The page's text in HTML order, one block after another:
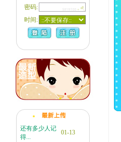
密码:
时间:
还有多少人记
得...
01-13